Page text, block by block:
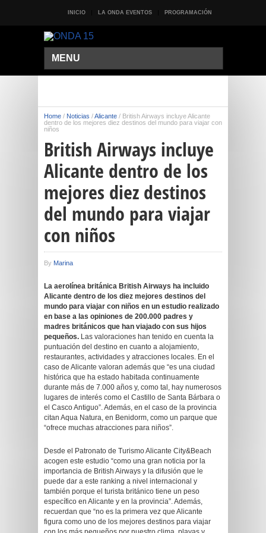
INICIO LA ONDA EVENTOS PROGRAMACIÓN
MENU
Home / Noticias /Alicante / British Airways incluye Alicante
dentro de los mejores diez destinos del mundo para viajar con
niños
British Airways incluye
Alicante dentro de los
mejores diez destinos
del mundo para viajar
con niños
By Marina
La aerolínea británica British Airways ha incluido
Alicante dentro de los diez mejores destinos del
mundo para viajar con niños en un estudio realizado
en base a las opiniones de 200.000 padres y
madres británicos que han viajado con sus hijos
pequeños. Las valoraciones han tenido en cuenta la
puntuación del destino en cuanto a alojamiento,
restaurantes, actividades y atracciones locales. En el
caso de Alicante valoran además que “es una ciudad
histórica que ha estado habitada continuamente
durante más de 7.000 años y, como tal, hay numerosos
lugares de interés como el Castillo de Santa Bárbara o
el Casco Antiguo”. Además, en el caso de la provincia
citan Aqua Natura, en Benidorm, como un parque que
“ofrece muchas atracciones para niños”.
Desde el Patronato de Turismo Alicante City&Beach
acogen este estudio “como una gran noticia por la
importancia de British Airways y la difusión que le
puede dar a este ranking a nivel internacional y
también porque el turista británico tiene un peso
específico en Alicante y en la provincia”. Además,
recuerdan que “no es la primera vez que Alicante
figura como uno de los mejores destinos para viajar